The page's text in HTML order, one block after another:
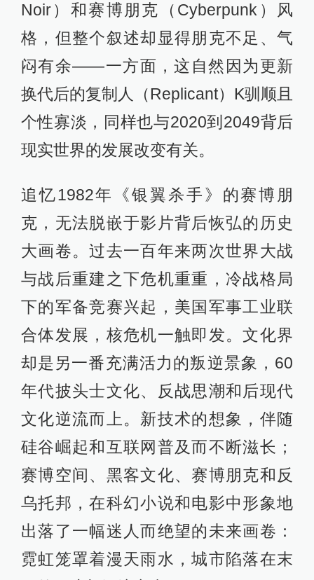
Noir）和赛博朋克（Cyberpunk）风
格，但整个叙述却显得朋克不足、气
闷有余——一方面，这自然因为更新
换代后的复制人（Replicant）K驯顺且
个性寡淡，同样也与2020到2049背后
现实世界的发展改变有关。
追忆1982年《银翼杀手》的赛博朋
克，无法脱嵌于影片背后恢弘的历史
大画卷。过去一百年来两次世界大战
与战后重建之下危机重重，冷战格局
下的军备竞赛兴起，美国军事工业联
合体发展，核危机一触即发。文化界
却是另一番充满活力的叛逆景象，60
年代披头士文化、反战思潮和后现代
文化逆流而上。新技术的想象，伴随
硅谷崛起和互联网普及而不断滋长；
赛博空间、黑客文化、赛博朋克和反
乌托邦，在科幻小说和电影中形象地
出落了一幅迷人而绝望的未来画卷：
霓虹笼罩着漫天雨水，城市陷落在末